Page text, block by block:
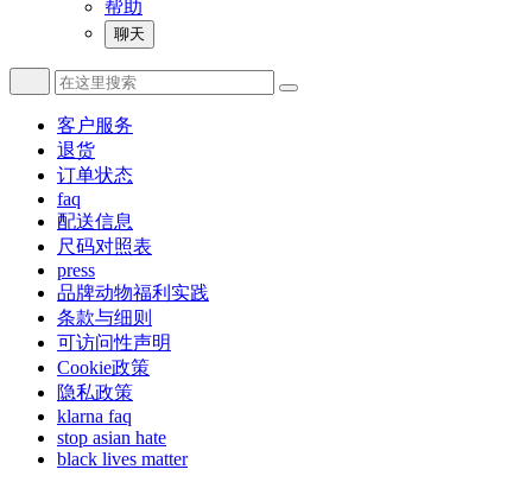
帮助
聊天
客户服务
退货
订单状态
faq
配送信息
尺码对照表
press
品牌动物福利实践
条款与细则
可访问性声明
Cookie政策
隐私政策
klarna faq
stop asian hate
black lives matter